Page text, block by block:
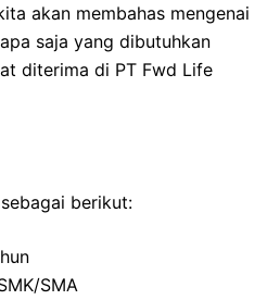
akan membahas mengenai
saja yang dibutuhkan
diterima di PT Fwd Life
berikut:
SMA